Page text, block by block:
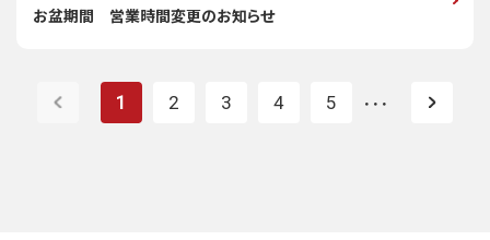
お盆期間 営業時間変更のお知らせ
1 2 3 4 5 ・・・